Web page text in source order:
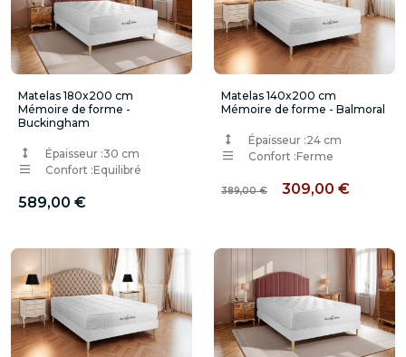
Matelas 180x200 cm
Mémoire de forme -
Buckingham
Épaisseur :30 cm
Confort :Equilibré
589,00 €
Matelas 140x200 cm
Mémoire de forme - Balmoral
Épaisseur :24 cm
Confort :Ferme
389,00 € 309,00 €